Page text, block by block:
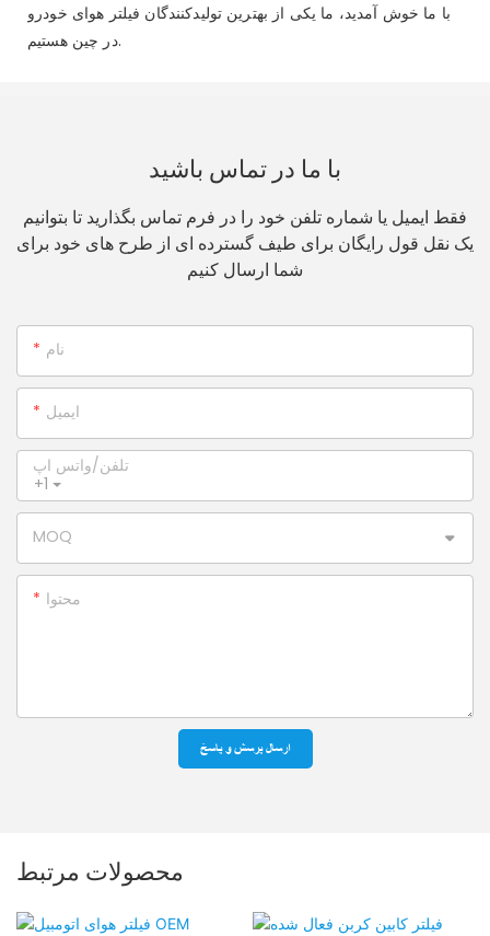
با ما خوش آمدید، ما یکی از بهترین تولیدکنندگان فیلتر هوای خودرو
در چین هستیم.
با ما در تماس باشید
فقط ایمیل یا شماره تلفن خود را در فرم تماس بگذارید تا بتوانیم
یک نقل قول رایگان برای طیف گسترده ای از طرح های خود برای
شما ارسال کنیم
نام
ایمیل
+1
تلفن/واتس اپ
MOQ
محتوا
ارسال پرسش و پاسخ
محصولات مرتبط